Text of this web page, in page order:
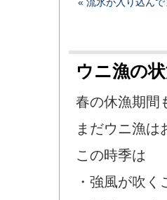
ウニ漁の
春の休漁期間
まだウニ漁は
この時季は
・強風が吹く